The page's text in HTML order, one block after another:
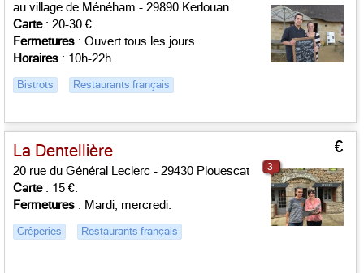
au village de Ménéham - 29890 Kerlouan
Carte: 20-30 €.
Fermetures : Ouvert tous les jours.
Horaires : 10h-22h.
Bistrots Restaurants français
La Dentellière €
20 rue du Général Leclerc - 29430 Plouescat
Carte: 15 €.
Fermetures : Mardi, mercredi.
3
Crêperies Restaurants français